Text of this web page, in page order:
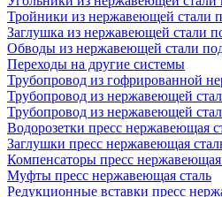
Тройники из нержавеющей стали
Заглушка из нержавеющей стали
Обводы из нержавеющей стали
Переходы на другие системы
Трубопровод из гофрированной
Трубопровод из нержавеющей
Трубопровод из нержавеющей
Водорозетки пресс нержавеющая
Заглушки пресс нержавеющая
Компенсаторы пресс нержавеющая
Муфты пресс нержавеющая сталь
Редукционные вставки пресс